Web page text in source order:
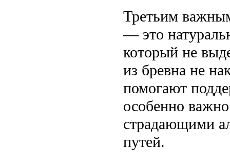
Третьим
— это
который не
из бревна не
помогают
особенно
страдающими
путей.